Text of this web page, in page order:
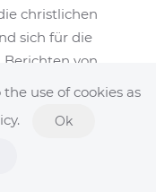
use of cookies as
Ok
christlichen
sich für die
von
Himmler
Ende mit einem
zur Geschichte